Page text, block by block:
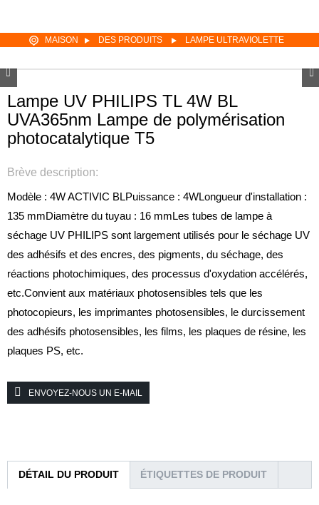
MAISON DES PRODUITS LAMPE ULTRAVIOLETTE
Lampe UV PHILIPS TL 4W BL
UVA365nm Lampe de polymérisation
photocatalytique T5
Brève description:
Modèle : 4W ACTIVIC BLPuissance : 4WLongueur d'installation :
135 mmDiamètre du tuyau : 16 mmLes tubes de lampe à
séchage UV PHILIPS sont largement utilisés pour le séchage UV
des adhésifs et des encres, des pigments, du séchage, des
réactions photochimiques, des processus d'oxydation accélérés,
etc.Convient aux matériaux photosensibles tels que les
photocopieurs, les imprimantes photosensibles, le durcissement
des adhésifs photosensibles, les films, les plaques de résine, les
plaques PS, etc.
ENVOYEZ-NOUS UN E-MAIL
DÉTAIL DU PRODUIT ÉTIQUETTES DE PRODUIT